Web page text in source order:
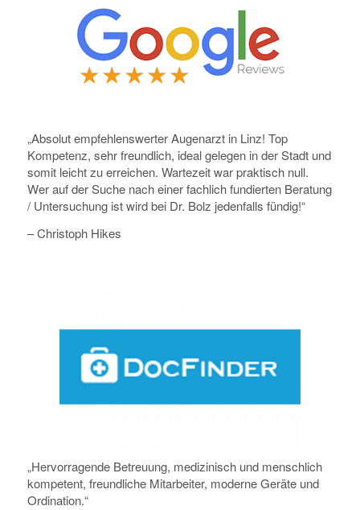
„Absolut empfehlenswerter Augenarzt in Linz! Top
Kompetenz, sehr freundlich, ideal gelegen in der Stadt und
somit leicht zu erreichen. Wartezeit war praktisch null.
Wer auf der Suche nach einer fachlich fundierten Beratung
/ Untersuchung ist wird bei Dr. Bolz jedenfalls fündig!“
– Christoph Hikes
„Hervorragende Betreuung, medizinisch und menschlich
kompetent, freundliche Mitarbeiter, moderne Geräte und
Ordination.“